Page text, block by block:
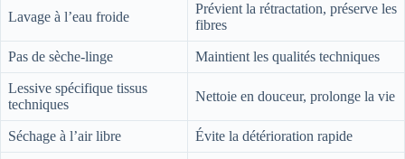
Lavage à l’eau froide
Prévient la rétractation, préserve les
fibres
Pas de sèche-linge Maintient les qualités techniques
Lessive spécifique tissus
techniques
Nettoie en douceur, prolonge la vie
Séchage à l’air libre Évite la détérioration rapide